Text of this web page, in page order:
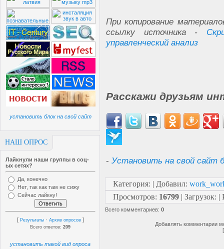
установить блок на свой сайт
НАШ ОПРОС
Лайкнули наши группы в соц-
ых сетях?
Да, конечно
Нет, так как там не сижу
Сейчас лайкну!
[ Результаты · Архив опросов ]
Всего ответов:209
установить такой вид опроса
При копирование
ссылку источника -
управленческий анализ
Расскажи друзьям
- Установить на свой сайт
Категория: | Добавил:
Просмотров: 16799 | Загрузок: |
Всего комментариев: 0
Добавлять комментарии